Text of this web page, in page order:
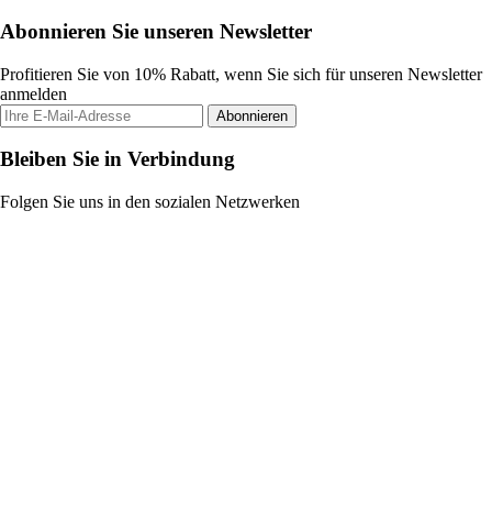
Abonnieren Sie unseren Newsletter
Profitieren Sie von 10% Rabatt, wenn Sie sich für unseren Newsletter
anmelden
Abonnieren
Bleiben Sie in Verbindung
Folgen Sie uns in den sozialen Netzwerken